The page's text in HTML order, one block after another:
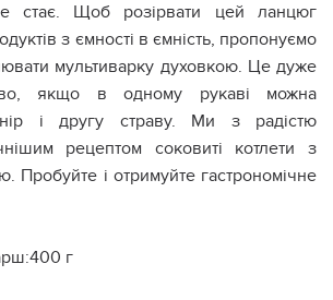
стає. Щоб розірвати цей ланцюг
з ємності в ємність, пропонуємо
мультиварку духовкою. Це дуже
якщо в одному рукаві можна
і другу страву. Ми з радістю
рецептом соковиті котлети з
Пробуйте і отримуйте гастрономічне
г